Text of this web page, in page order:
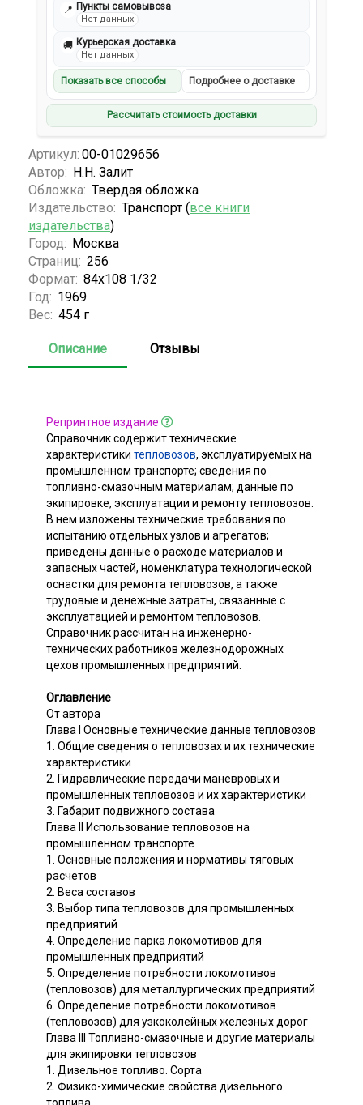
📍 Пункты самовывоза
Нет данных
🚚 Курьерская доставка
Нет данных
Показать все способы Подробнее о доставке
Рассчитать стоимость доставки
Артикул: 00-01029656
Автор: Н.Н. Залит
Обложка: Твердая обложка
Издательство: Транспорт (все книги
издательства)
Город: Москва
Страниц: 256
Формат: 84х108 1/32
Год: 1969
Вес: 454 г
Описание Отзывы
Репринтное издание
Справочник содержит технические
характеристики тепловозов, эксплуатируемых на
промышленном транспорте; сведения по
топливно-смазочным материалам; данные по
экипировке, эксплуатации и ремонту тепловозов.
В нем изложены технические требования по
испытанию отдельных узлов и агрегатов;
приведены данные о расходе материалов и
запасных частей, номенклатура технологической
оснастки для ремонта тепловозов, а также
трудовые и денежные затраты, связанные с
эксплуатацией и ремонтом тепловозов.
Справочник рассчитан на инженерно-
технических работников железнодорожных
цехов промышленных предприятий.
Оглавление
От автора
Глава I Основные технические данные тепловозов
1. Общие сведения о тепловозах и их технические
характеристики
2. Гидравлические передачи маневровых и
промышленных тепловозов и их характеристики
3. Габарит подвижного состава
Глава II Использование тепловозов на
промышленном транспорте
1. Основные положения и нормативы тяговых
расчетов
2. Веса составов
3. Выбор типа тепловозов для промышленных
предприятий
4. Определение парка локомотивов для
промышленных предприятий
5. Определение потребности локомотивов
(тепловозов) для металлургических предприятий
6. Определение потребности локомотивов
(тепловозов) для узкоколейных железных дорог
Глава III Топливно-смазочные и другие материалы
для экипировки тепловозов
1. Дизельное топливо. Сорта
2. Физико-химические свойства дизельного
топлива